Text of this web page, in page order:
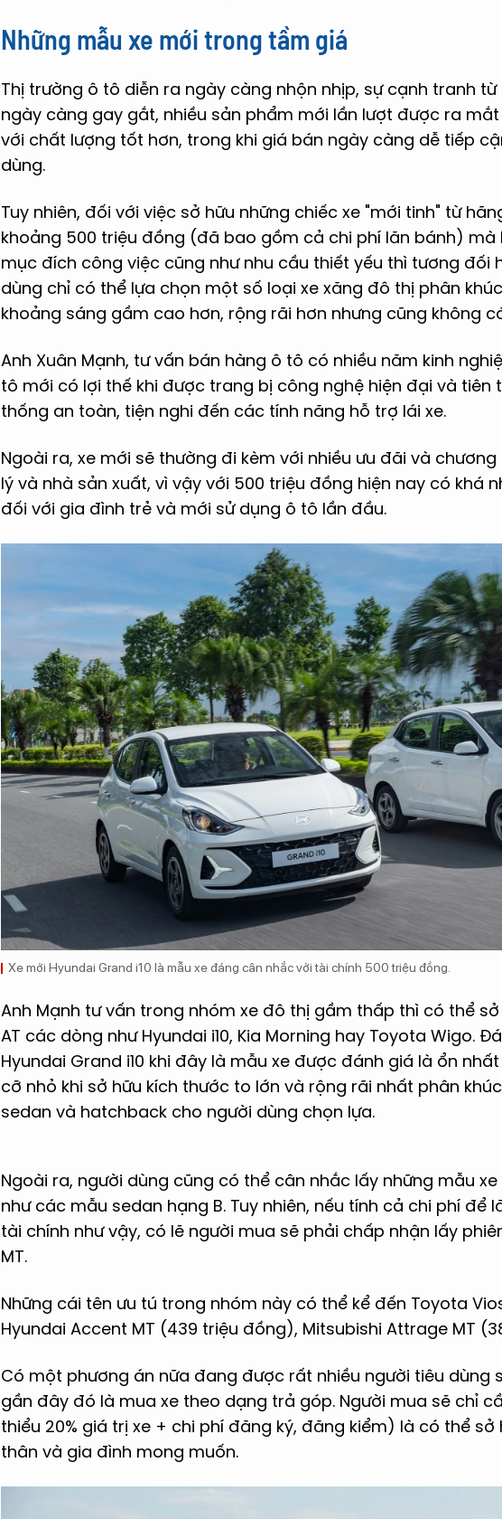
Những mẫu xe mới trong tầm giá
Thị trường ô tô diễn ra ngày càng nhộn nhịp, sự cạnh tranh
ngày càng gay gắt, nhiều sản phẩm mới lần lượt được ra
với chất lượng tốt hơn, trong khi giá bán ngày càng dễ tiếp
dùng.
Tuy nhiên, đối với việc sở hữu những chiếc xe "mới tinh" từ
khoảng 500 triệu đồng (đã bao gồm cả chi phí lăn bánh)
mục đích công việc cũng như nhu cầu thiết yếu thì tương đối
dùng chỉ có thể lựa chọn một số loại xe xăng đô thị phân
khoảng sáng gầm cao hơn, rộng rãi hơn nhưng cũng không
Anh Xuân Mạnh, tư vấn bán hàng ô tô có nhiều năm kinh
tô mới có lợi thế khi được trang bị công nghệ hiện đại và tiên
thống an toàn, tiện nghi đến các tính năng hỗ trợ lái xe.
Ngoài ra, xe mới sẽ thường đi kèm với nhiều ưu đãi và
lý và nhà sản xuất, vì vậy với 500 triệu đồng hiện nay có khá
đối với gia đình trẻ và mới sử dụng ô tô lần đầu.
Xe mới Hyundai Grand i10 là mẫu xe đáng cân nhắc với tài chính 500 triệu đồng.
Anh Mạnh tư vấn trong nhóm xe đô thị gầm thấp thì có thể
AT các dòng như Hyundai i10, Kia Morning hay Toyota Wigo.
Hyundai Grand i10 khi đây là mẫu xe được đánh giá là ổn
cỡ nhỏ khi sở hữu kích thước to lớn và rộng rãi nhất phân
sedan và hatchback cho người dùng chọn lựa.
Ngoài ra, người dùng cũng có thể cân nhắc lấy những mẫu
như các mẫu sedan hạng B. Tuy nhiên, nếu tính cả chi phí để
tài chính như vậy, có lẽ người mua sẽ phải chấp nhận lấy
MT.
Những cái tên ưu tú trong nhóm này có thể kể đến Toyota
Hyundai Accent MT (439 triệu đồng), Mitsubishi Attrage MT
Có một phương án nữa đang được rất nhiều người tiêu dùng
gần đây đó là mua xe theo dạng trả góp. Người mua sẽ chỉ
thiểu 20% giá trị xe + chi phí đăng ký, đăng kiểm) là có thể
thân và gia đình mong muốn.